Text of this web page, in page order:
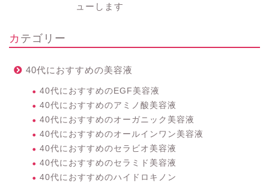
ューします
カテゴリー
40代におすすめの美容液
40代におすすめのEGF美容液
40代におすすめのアミノ酸美容液
40代におすすめのオーガニック美容液
40代におすすめのオールインワン美容液
40代におすすめのセラビオ美容液
40代におすすめのセラミド美容液
40代におすすめのハイドロキノン